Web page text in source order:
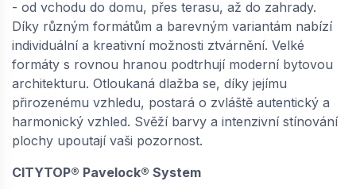
20x20x10 cm - šedá | 64864475
dodání do cca 6 týdnů
543,60 Kč / m2
− +
SEMMELROCK CITYTOP PaveLock System /
- od vchodu do domu, přes terasu, až do zahrady.
Díky různým formátům a barevným variantám nabízí
individuální a kreativní možnosti ztvárnění. Velké
formáty s rovnou hranou podtrhují moderní bytovou
architekturu. Otloukaná dlažba se, díky jejímu
přirozenému vzhledu, postará o zvláště autentický a
harmonický vzhled. Svěží barvy a intenzivní stínování
plochy upoutají vaši pozornost.
CITYTOP® Pavelock® System